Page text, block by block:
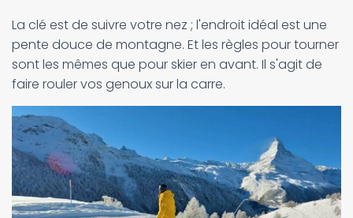
La clé est de suivre votre nez ; l'endroit idéal est une
pente douce de montagne. Et les règles pour tourner
sont les mêmes que pour skier en avant. Il s'agit de
faire rouler vos genoux sur la carre.